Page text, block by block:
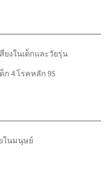
ยงในเด็กและวัยรุ่น
4 โรคหลัก 9S
ในมนุษย์